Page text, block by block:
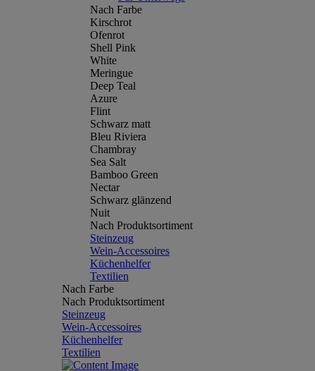
Nach Farbe
Kirschrot
Ofenrot
Shell Pink
White
Meringue
Deep Teal
Azure
Flint
Schwarz matt
Bleu Riviera
Chambray
Sea Salt
Bamboo Green
Nectar
Schwarz glänzend
Nuit
Nach Produktsortiment
Steinzeug
Wein-Accessoires
Küchenhelfer
Textilien
Nach Farbe
Nach Produktsortiment
Steinzeug
Wein-Accessoires
Küchenhelfer
Textilien